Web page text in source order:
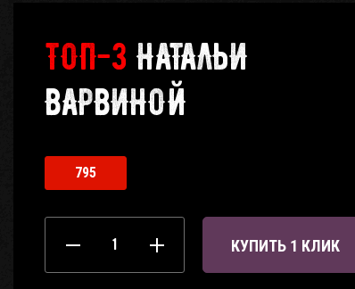
ТОП-3 НАТАЛЬИ
ВАРВИНОЙ
795
КУПИТЬ 1 КЛИК